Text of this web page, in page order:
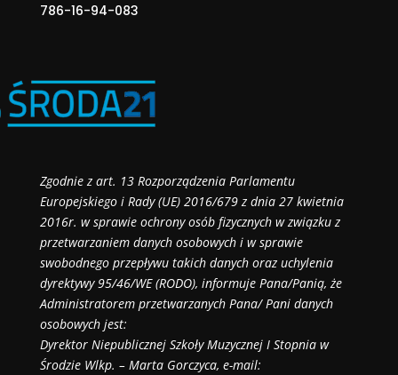
786-16-94-083
Zgodnie z art. 13 Rozporządzenia Parlamentu
Europejskiego i Rady (UE) 2016/679 z dnia 27 kwietnia
2016r. w sprawie ochrony osób fizycznych w związku z
przetwarzaniem danych osobowych i w sprawie
swobodnego przepływu takich danych oraz uchylenia
dyrektywy 95/46/WE (RODO), informuje Pana/Panią, że
Administratorem przetwarzanych Pana/ Pani danych
osobowych jest:
Dyrektor Niepublicznej Szkoły Muzycznej I Stopnia w
Środzie Wlkp. – Marta Gorczyca, e-mail: